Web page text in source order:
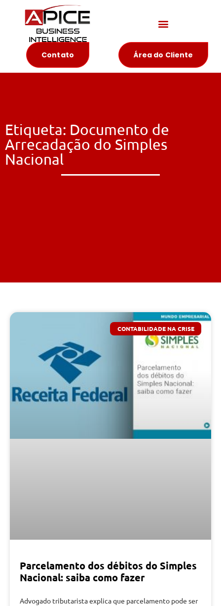
Contato Área do Cliente
Etiqueta: Documento de
Arrecadação do Simples
Nacional
CONTABILIDADE NA CRISE
Parcelamento dos débitos do Simples
Nacional: saiba como fazer
Advogado tributarista explica que parcelamento pode ser